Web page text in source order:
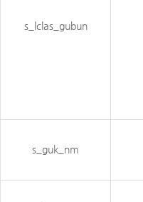
s_lclas_gubun
s_guk_nm